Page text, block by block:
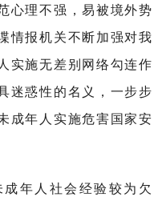
心理不强，易被境外势
情报机关不断加强对我
实施无差别网络勾连作
迷惑性的名义，一步步
成年人实施危害国家安
年人社会经验较为欠